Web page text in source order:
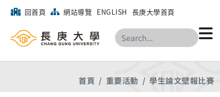
回首頁 網站導覽 ENGLISH 長庚大學首頁
搜尋
首頁 重要活動 學生論文壁報比賽